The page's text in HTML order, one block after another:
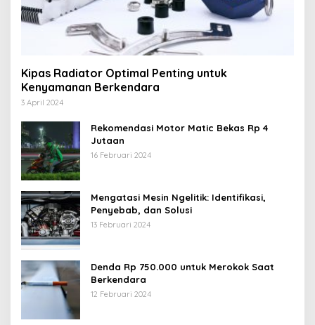
Kipas Radiator Optimal Penting untuk
Kenyamanan Berkendara
3 April 2024
Rekomendasi Motor Matic Bekas Rp 4
Jutaan
16 Februari 2024
Mengatasi Mesin Ngelitik: Identifikasi,
Penyebab, dan Solusi
13 Februari 2024
Denda Rp 750.000 untuk Merokok Saat
Berkendara
12 Februari 2024